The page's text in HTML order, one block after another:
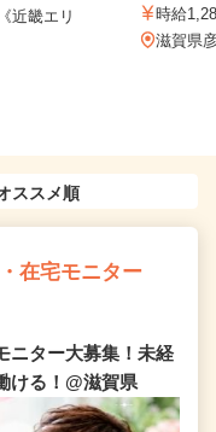
近畿エリ
時給
滋賀県
在宅モニター
ニター大募集！未経
ける！@滋賀県